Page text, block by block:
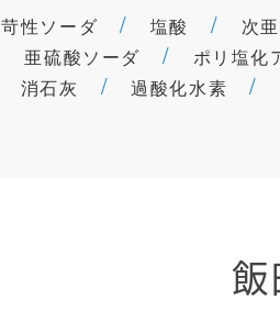
苛性ソーダ 塩酸 次
亜硫酸ソーダ
ポリ塩化
消石灰
過酸化水素
飯